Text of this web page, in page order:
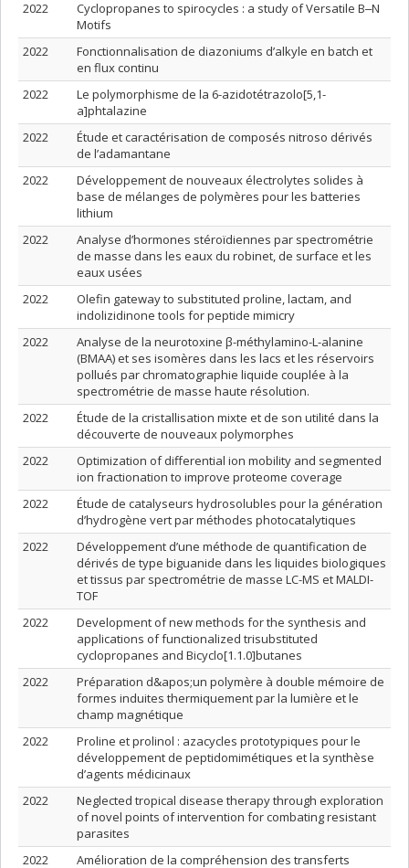
2022
Cyclopropanes to spirocycles : a study of Versatile B‒N
Motifs
2022
Fonctionnalisation de diazoniums d’alkyle en batch et
en flux continu
2022
Le polymorphisme de la 6-azidotétrazolo[5,1-
a]phtalazine
2022
Étude et caractérisation de composés nitroso dérivés
de l’adamantane
2022
Développement de nouveaux électrolytes solides à
base de mélanges de polymères pour les batteries
lithium
2022
Analyse d’hormones stéroïdiennes par spectrométrie
de masse dans les eaux du robinet, de surface et les
eaux usées
2022
Olefin gateway to substituted proline, lactam, and
indolizidinone tools for peptide mimicry
2022
Analyse de la neurotoxine β-méthylamino-L-alanine
(BMAA) et ses isomères dans les lacs et les réservoirs
pollués par chromatographie liquide couplée à la
spectrométrie de masse haute résolution.
2022
Étude de la cristallisation mixte et de son utilité dans la
découverte de nouveaux polymorphes
2022
Optimization of differential ion mobility and segmented
ion fractionation to improve proteome coverage
2022
Étude de catalyseurs hydrosolubles pour la génération
d’hydrogène vert par méthodes photocatalytiques
2022
Développement d’une méthode de quantification de
dérivés de type biguanide dans les liquides biologiques
et tissus par spectrométrie de masse LC-MS et MALDI-
TOF
2022
Development of new methods for the synthesis and
applications of functionalized trisubstituted
cyclopropanes and Bicyclo[1.1.0]butanes
2022
Préparation d&apos;un polymère à double mémoire de
formes induites thermiquement par la lumière et le
champ magnétique
2022
Proline et prolinol : azacycles prototypiques pour le
développement de peptidomimétiques et la synthèse
d’agents médicinaux
2022
Neglected tropical disease therapy through exploration
of novel points of intervention for combating resistant
parasites
2022
Amélioration de la compréhension des transferts